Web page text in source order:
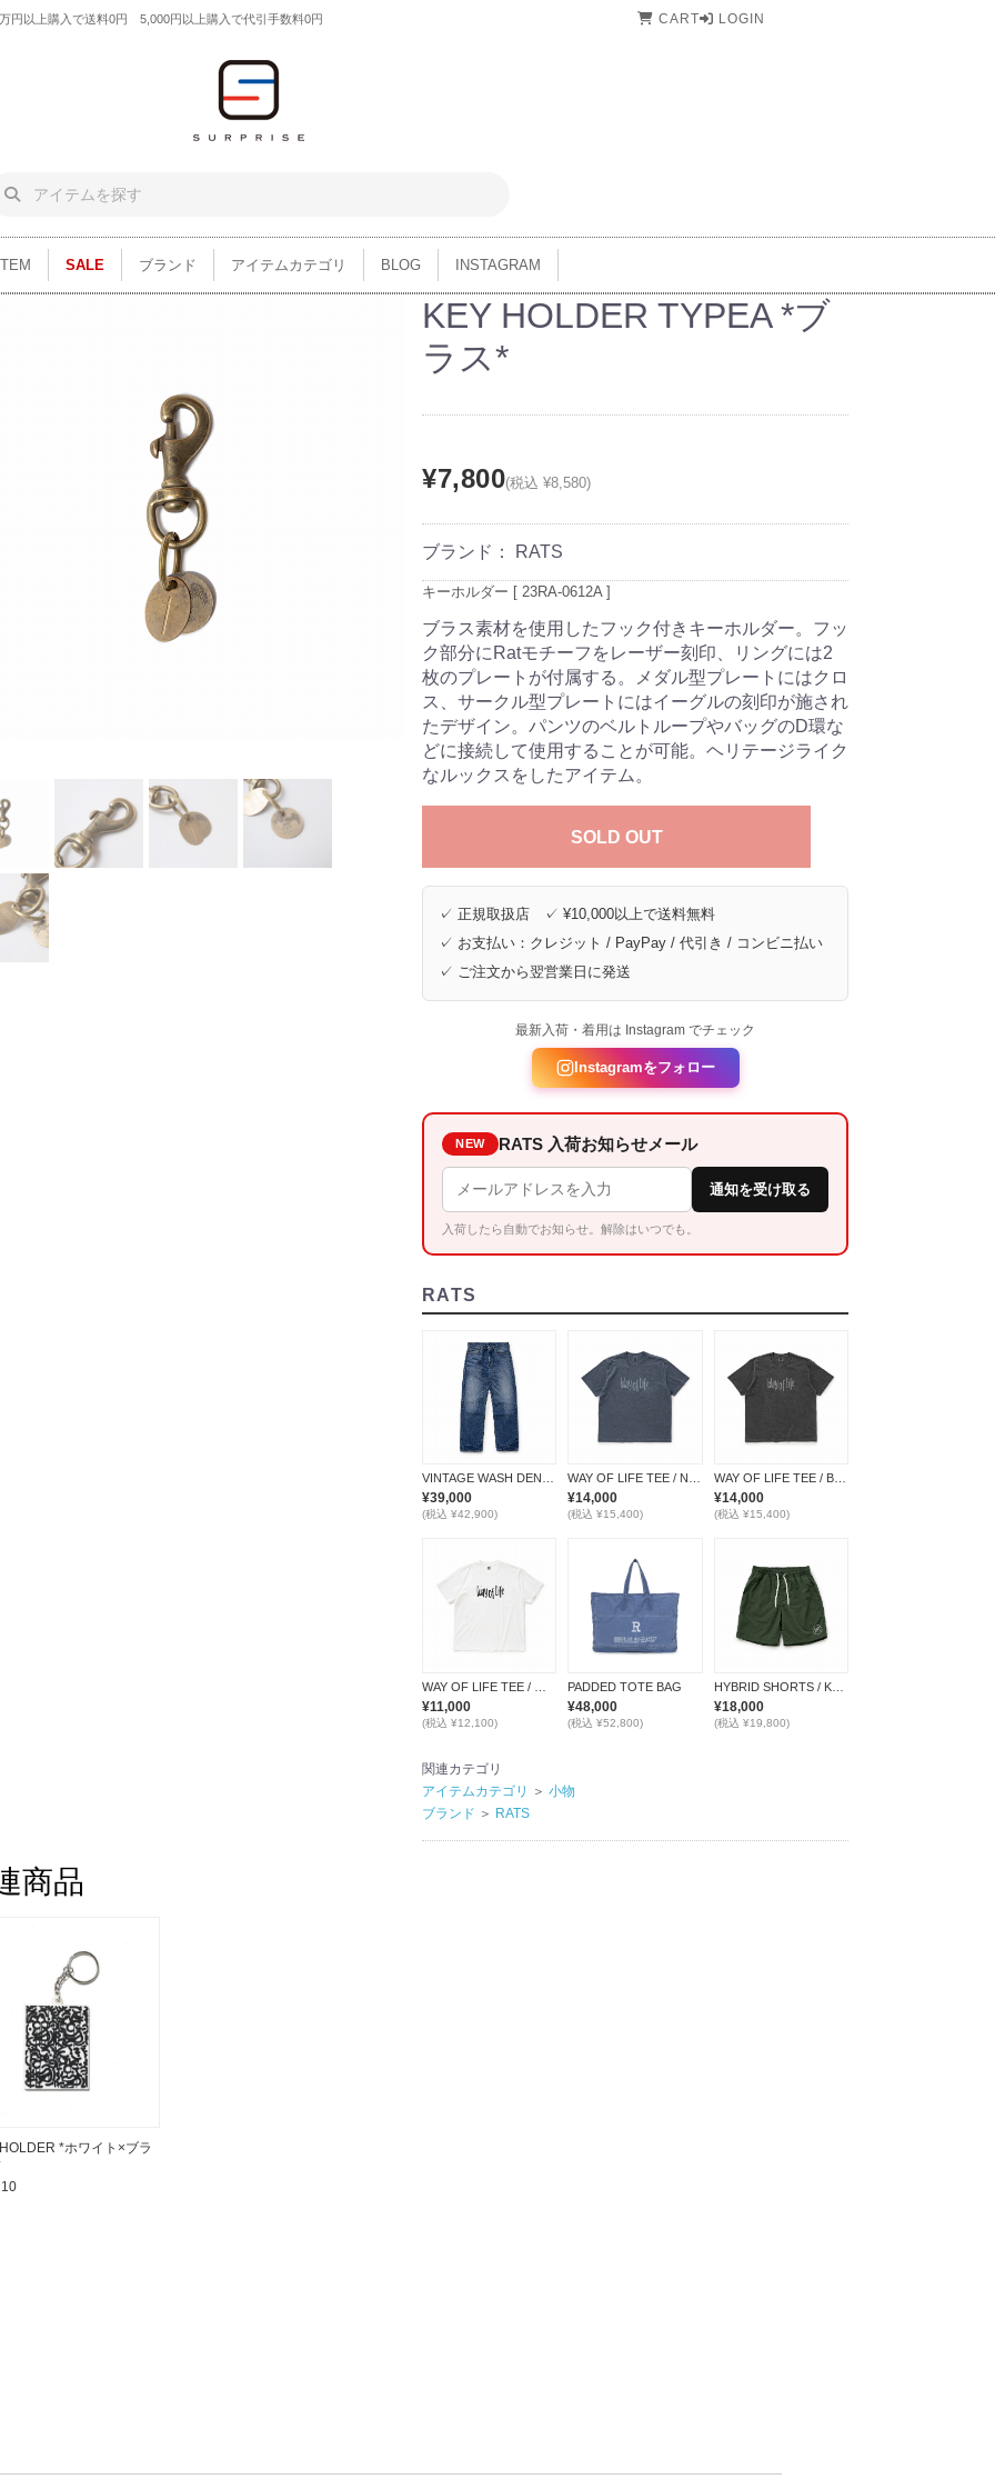
円以上購入で送料0円 5,000円以上購入で代引手数料0円 CART LOGIN
SALE ブランド アイテムカテゴリ BLOG INSTAGRAM
KEY HOLDER TYPEA *ブ
ラス*
¥7,800(税込 ¥8,580)
ブランド： RATS
キーホルダー [ 23RA-0612A ]
ブラス素材を使用したフック付きキーホルダー。フッ
ク部分にRatモチーフをレーザー刻印、リングには2
枚のプレートが付属する。メダル型プレートにはクロ
ス、サークル型プレートにはイーグルの刻印が施され
たデザイン。パンツのベルトループやバッグのD環な
どに接続して使用することが可能。ヘリテージライク
なルックスをしたアイテム。
SOLD OUT
✓ 正規取扱店 ✓ ¥10,000以上で送料無料
✓ お支払い：クレジット / PayPay / 代引き / コンビニ払い
✓ ご注文から翌営業日に発送
最新入荷・着用は Instagram でチェック
Instagramをフォロー
NEW RATS 入荷お知らせメール
通知を受け取る
入荷したら自動でお知らせ。解除はいつでも。
RATS
¥39,000
(税込 ¥42,900)
¥14,000
(税込 ¥15,400)
WAY OF LIFE TEE / BLACK
¥14,000
(税込 ¥15,400)
¥11,000
(税込 ¥12,100)
PADDED TOTE BAG
¥48,000
(税込 ¥52,800)
HYBRID SHORTS / KHAKI
¥18,000
(税込 ¥19,800)
関連カテゴリ
アイテムカテゴリ
＞ 小物
ブランド ＞ RATS
商品
*ホワイト×ブラ